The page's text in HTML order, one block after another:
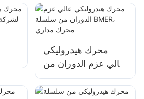
محرك هيدروليكي
عالي عزم الدوران من
سلسلة BMER، محرك
مداري